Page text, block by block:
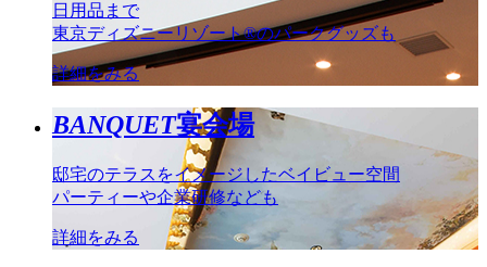
日用品まで
東京ディズニーリゾート®のパークグッズも
詳細をみる
BANQUET宴会場
邸宅のテラスをイメージしたベイビュー空間
パーティーや企業研修なども
詳細をみる